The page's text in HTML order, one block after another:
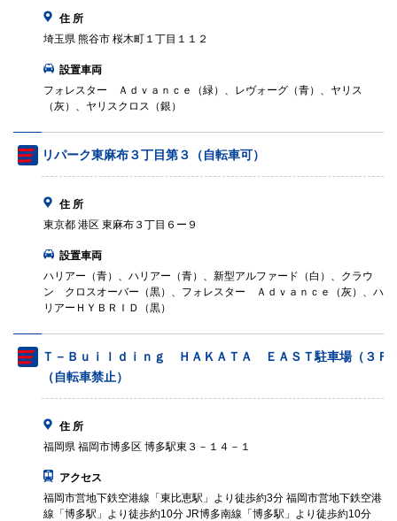
住 所
埼玉県 熊谷市 桜木町１丁目１１２
設置車両
フォレスター Ａｄｖａｎｃｅ（緑）、レヴォーグ（青）、ヤリス
（灰）、ヤリスクロス（銀）
リパーク東麻布３丁目第３（自転車可）
住 所
東京都 港区 東麻布３丁目６ー９
設置車両
ハリアー（青）、ハリアー（青）、新型アルファード（白）、クラウ
ン クロスオーバー（黒）、フォレスター Ａｄｖａｎｃｅ（灰）、ハ
リアーＨＹＢＲＩＤ（黒）
Ｔ－Ｂｕｉｌｄｉｎｇ ＨＡＫＡＴＡ ＥＡＳＴ駐車場（３Ｆ
（自転車禁止）
住 所
福岡県 福岡市博多区 博多駅東３－１４－１
アクセス
福岡市営地下鉄空港線「東比恵駅」より徒歩約3分 福岡市営地下鉄空港
線「博多駅」より徒歩約10分 JR博多南線「博多駅」より徒歩約10分